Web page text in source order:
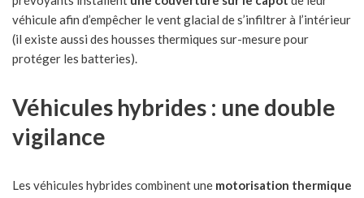
véhicule afin d’empêcher le vent glacial de s’infiltrer à l’intérieur
(il existe aussi des housses thermiques sur-mesure pour
protéger les batteries).
Véhicules hybrides : une double
vigilance
Les véhicules hybrides combinent une motorisation thermique